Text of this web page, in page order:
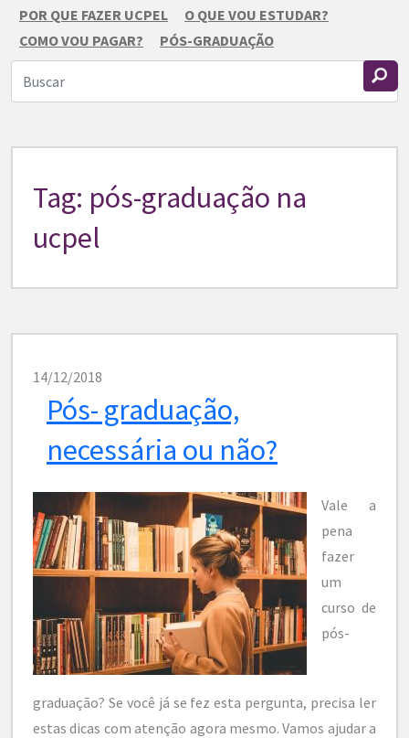
POR QUE FAZER UCPEL
O QUE VOU ESTUDAR?
COMO VOU PAGAR?
PÓS-GRADUAÇÃO
Tag: pós-graduação na
ucpel
14/12/2018
Pós- graduação,
necessária ou não?
Vale a
pena
fazer
um
curso de
pós-
graduação? Se você já se fez esta pergunta, precisa ler
estas dicas com atenção agora mesmo. Vamos ajudar a